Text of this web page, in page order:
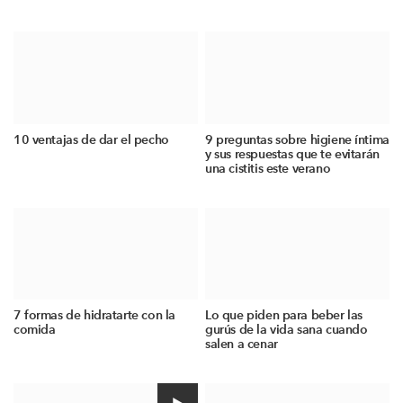
10 ventajas de dar el pecho
9 preguntas sobre higiene íntima
y sus respuestas que te evitarán
una cistitis este verano
7 formas de hidratarte con la
comida
Lo que piden para beber las
gurús de la vida sana cuando
salen a cenar